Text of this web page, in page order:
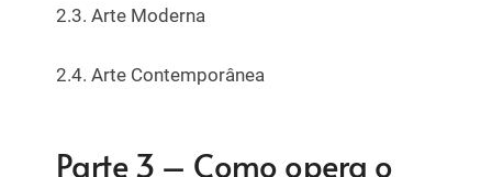
2.3. Arte Moderna
2.4. Arte Contemporânea
Parte 3 – Como opera o